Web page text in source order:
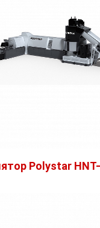
Polystar